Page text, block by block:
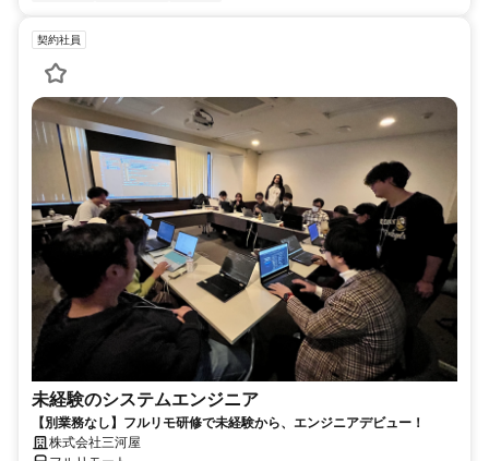
契約社員
未経験のシステムエンジニア
【別業務なし】フルリモ研修で未経験から、エンジニアデビュー！
株式会社三河屋